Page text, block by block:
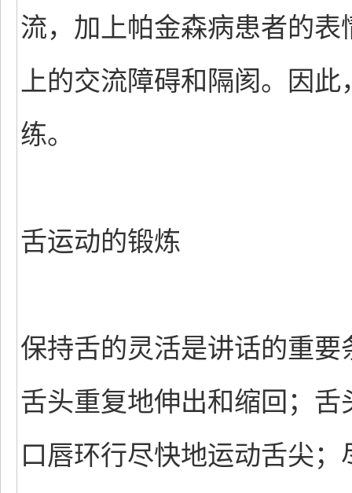
流，加上帕金森病患者的
上的交流障碍和隔阂。因
练。
舌运动的锻炼
保持舌的灵活是讲话的重
舌头重复地伸出和缩回；
口唇环行尽快地运动舌尖；